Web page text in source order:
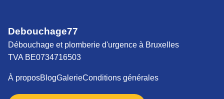
Debouchage77
Débouchage et plomberie d'urgence à Bruxelles
TVA BE0734716503
À proposBlogGalerieConditions générales